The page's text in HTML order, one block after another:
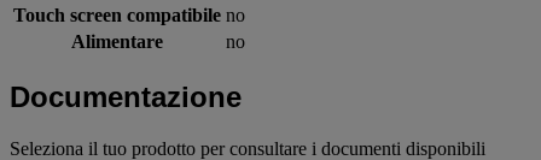
Touch screen compatibile no
Alimentare
no
Documentazione
Seleziona il tuo prodotto per consultare i documenti disponibili